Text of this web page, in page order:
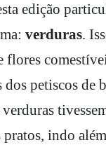
edição
verduras.
flores
petiscos de
pratos, indo